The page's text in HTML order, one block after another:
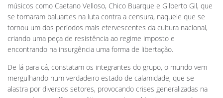
músicos como Caetano Velloso, Chico Buarque e Gilberto Gil, que
se tornaram baluartes na luta contra a censura, naquele que se
tornou um dos períodos mais efervescentes da cultura nacional,
criando uma peça de resistência ao regime imposto e
encontrando na insurgência uma forma de libertação.
De lá para cá, constatam os integrantes do grupo, o mundo vem
mergulhando num verdadeiro estado de calamidade, que se
alastra por diversos setores, provocando crises generalizadas na